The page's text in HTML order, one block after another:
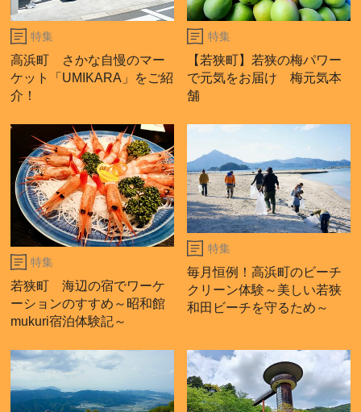
特集
高浜町 さかな自慢のマー
ケット「UMIKARA」をご紹
介！
特集
【若狭町】若狭の梅パワー
で元気をお届け 梅元気本
舗
特集
若狭町 海辺の宿でワーケ
ーションのすすめ～昭和館
mukuri宿泊体験記～
特集
毎月恒例！高浜町のビーチ
クリーン体験～美しい若狭
和田ビーチを守るため～